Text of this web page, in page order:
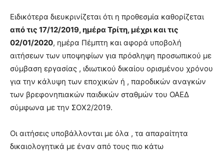
show.desi
xxx
lyons
teaches
you
the
of
pain.
hd
porn
Ειδικότερα διευκρινίζεται ότι η προθεσμία καθορίζεται
από τις 17/12/2019, ημέρα Τρίτη, μέχρι και τις
02/01/2020, ημέρα Πέμπτη και αφορά υποβολή
αιτήσεων των υποψηφίων για πρόσληψη προσωπικού με
σύμβαση εργασίας , ιδιωτικού δικαίου ορισμένου χρόνου
για την κάλυψη των εποχικών ή , παροδικών αναγκών
των βρεφονηπιακών παιδικών σταθμών του ΟΑΕΔ
σύμφωνα με την ΣΟΧ2/2019.
Οι αιτήσεις υποβάλλονται με όλα , τα απαραίτητα
δικαιολογητικά με έναν από τους πιο κάτω